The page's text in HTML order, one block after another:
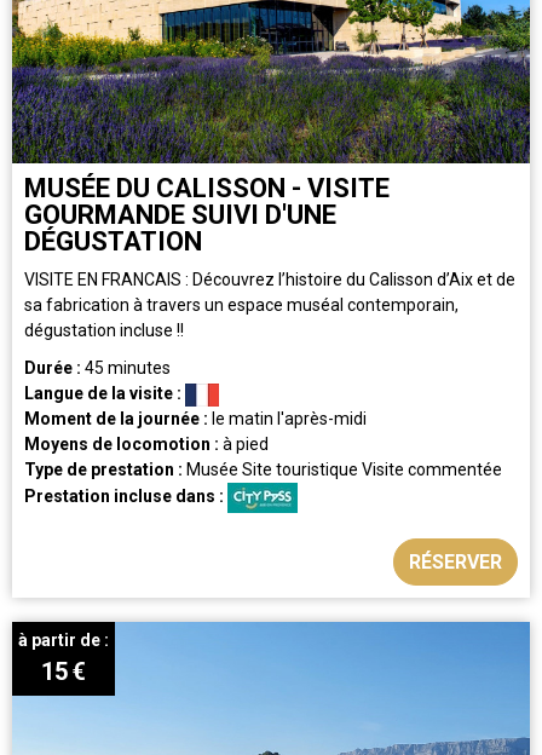
MUSÉE DU CALISSON - VISITE
GOURMANDE SUIVI D'UNE
DÉGUSTATION
VISITE EN FRANCAIS : Découvrez l’histoire du Calisson d’Aix et de
sa fabrication à travers un espace muséal contemporain,
dégustation incluse !!
Durée : 45 minutes
Langue de la visite :
Moment de la journée : le matin l'après-midi
Moyens de locomotion : à pied
Type de prestation : Musée Site touristique Visite commentée
Prestation incluse dans :
RÉSERVER
à partir de :
15€